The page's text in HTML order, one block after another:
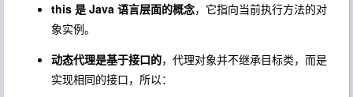
this 是 Java 语言层面的概念，它指向当前执行方法的对
象实例。
动态代理是基于接口的，代理对象并不继承目标类，而是
实现相同的接口，所以：